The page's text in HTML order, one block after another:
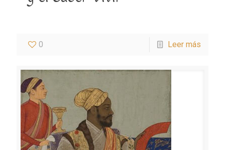
0 Leer más